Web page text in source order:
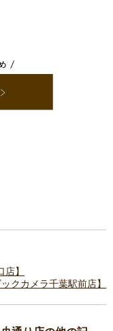
】
クカメラ千葉駅前店】